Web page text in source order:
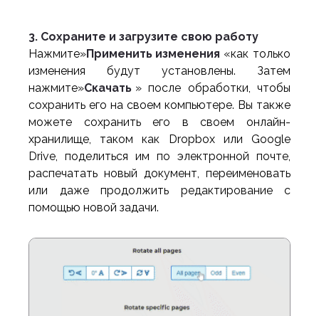
3. Сохраните и загрузите свою работу
Нажмите»Применить изменения «как только
изменения будут установлены. Затем
нажмите»Скачать » после обработки, чтобы
сохранить его на своем компьютере. Вы также
можете сохранить его в своем онлайн-
хранилище, таком как Dropbox или Google
Drive, поделиться им по электронной почте,
распечатать новый документ, переименовать
или даже продолжить редактирование с
помощью новой задачи.